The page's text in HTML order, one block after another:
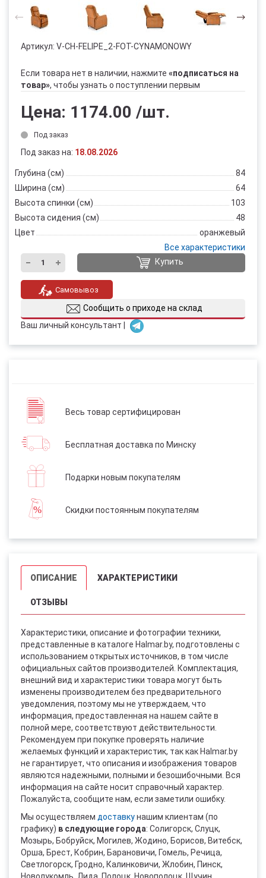
Артикул: V-CH-FELIPE_2-FOT-CYNAMONOWY
Если товара нет в наличии, нажмите «подписаться на
товар», чтобы узнать о поступлении первым
Цена: 1174.00 /шт.
Под заказ
Под заказ на: 18.08.2026
Глубина (см)
84
Ширина (см)
64
Высота спинки (см)
103
Высота сидения (см)
48
Цвет
оранжевый
Все характеристики
Купить
Самовывоз
Сообщить о приходе на склад
Ваш личный консультант |
Весь товар сертифицирован
Бесплатная доставка по Минску
Подарки новым покупателям
Скидки постоянным покупателям
ОПИСАНИЕ ХАРАКТЕРИСТИКИ
ОТЗЫВЫ
Характеристики, описание и фотографии техники,
представленные в каталоге Halmar.by, подготовлены с
использованием открытых источников, в том числе
официальных сайтов производителей. Комплектация,
внешний вид и характеристики товара могут быть
изменены производителем без предварительного
уведомления, поэтому мы не утверждаем, что
информация, предоставленная на нашем сайте в
полной мере, соответствуют действительности.
Рекомендуем при покупке проверять наличие
желаемых функций и характеристик, так как Halmar.by
не гарантирует, что описания и изображения товаров
являются надежными, полными и безошибочными. Вся
информация на сайте носит справочный характер.
Пожалуйста, сообщите нам, если заметили ошибку.
Мы осуществляем доставкунашим клиентам (по
графику) в следующие города: Солигорск, Слуцк,
Мозырь, Бобруйск, Могилев, Жодино, Борисов, Витебск,
Орша, Брест, Кобрин, Барановичи, Гомель, Речица,
Светлогорск, Гродно, Калинковичи, Жлобин, Пинск,
Новолукомль, Лида, Полоцк, Новополоцк, Щучин,